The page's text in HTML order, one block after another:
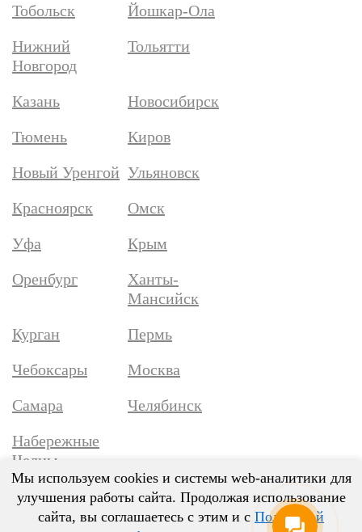
Тобольск
Йошкар-Ола
Нижний
Новгород
Тольятти
Казань
Новосибирск
Тюмень
Киров
Новый Уренгой Ульяновск
Красноярск
Омск
Уфа
Крым
Оренбург
Ханты-
Мансийск
Курган
Пермь
Чебоксары
Москва
Самара
Челябинск
Набережные
Челны
Мы используем cookies и системы web-аналитики для
улучшения работы сайта. Продолжая использование
сайта, вы соглашаетесь с этим и с Политикой